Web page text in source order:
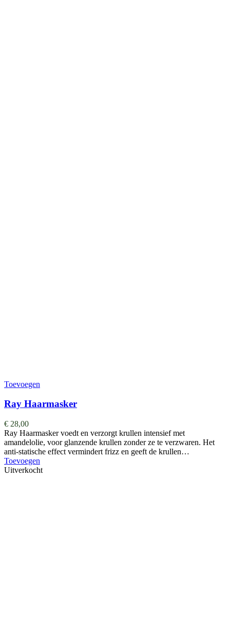
Toevoegen
Ray Haarmasker
€ 28,00
Ray Haarmasker voedt en verzorgt krullen intensief met
amandelolie, voor glanzende krullen zonder ze te verzwaren. Het
anti-statische effect vermindert frizz en geeft de krullen…
Toevoegen
Uitverkocht